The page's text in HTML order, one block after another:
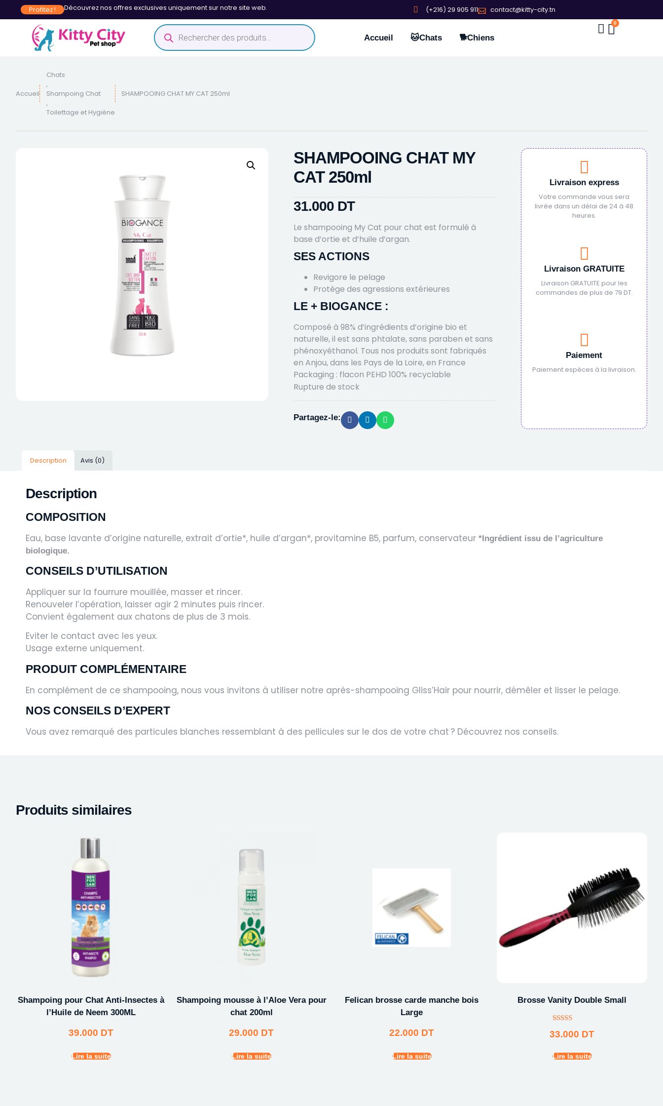
Profitez ! Découvrez nos offres exclusives uniquement sur notre site web. (+216) 29 905 911 contact@kitty-city.tn
Accueil 🐱Chats 🐕Chiens
0
Accueil
Chats
,
Shampoing Chat
,
Toilettage et Hygiène
SHAMPOOING CHAT MY CAT 250ml
SHAMPOOING CHAT MY
CAT 250ml
31.000 DT
Le shampooing My Cat pour chat est formulé à
base d’ortie et d’huile d’argan.
SES ACTIONS
Revigore le pelage
Protège des agressions extérieures
LE + BIOGANCE :
Composé à 98% d’ingrédients d’origine bio et
naturelle, il est sans phtalate, sans paraben et sans
phénoxyéthanol. Tous nos produits sont fabriqués
en Anjou, dans les Pays de la Loire, en France
Packaging : flacon PEHD 100% recyclable
Rupture de stock
Partagez-le:
Livraison express
Votre commande vous sera
livrée dans un délai de 24 à 48
heures.
Livraison GRATUITE
Livraison GRATUITE pour les
commandes de plus de 79 DT.
Paiement
Paiement espèces à la livraison.
Description Avis (0)
Description
COMPOSITION
Eau, base lavante d’origine naturelle, extrait d’ortie*, huile d’argan*, provitamine B5, parfum, conservateur *Ingrédient issu de l’agriculture
biologique.
CONSEILS D’UTILISATION
Appliquer sur la fourrure mouillée, masser et rincer.
Renouveler l’opération, laisser agir 2 minutes puis rincer.
Convient également aux chatons de plus de 3 mois.
Eviter le contact avec les yeux.
Usage externe uniquement.
PRODUIT COMPLÉMENTAIRE
En complément de ce shampooing, nous vous invitons à utiliser notre après-shampooing Gliss’Hair pour nourrir, démêler et lisser le pelage.
NOS CONSEILS D’EXPERT
Vous avez remarqué des particules blanches ressemblant à des pellicules sur le dos de votre chat ? Découvrez nos conseils.
Produits similaires
Shampoing pour Chat Anti-Insectes à
l’Huile de Neem 300ML
39.000 DT
Lire la suite
Shampoing mousse à l’Aloe Vera pour
chat 200ml
29.000 DT
Lire la suite
Felican brosse carde manche bois
Large
22.000 DT
Lire la suite
Brosse Vanity Double Small
4.00
33.000 DT
Lire la suite